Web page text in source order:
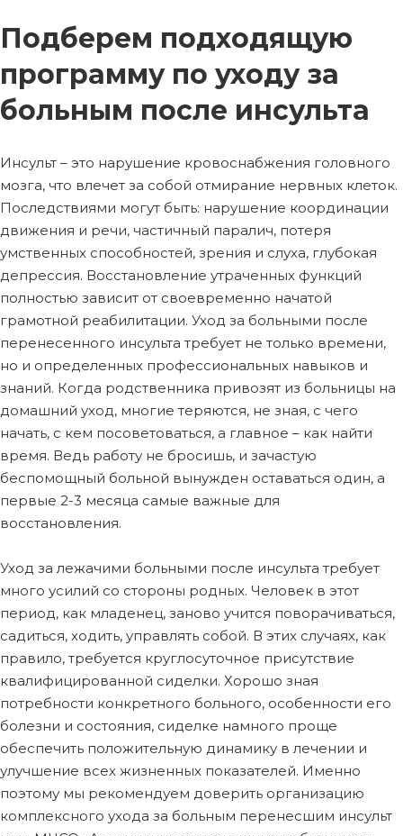
Подберем подходящую
программу по уходу за
больным после инсульта
Инсульт – это нарушение кровоснабжения головного
мозга, что влечет за собой отмирание нервных клеток.
Последствиями могут быть: нарушение координации
движения и речи, частичный паралич, потеря
умственных способностей, зрения и слуха, глубокая
депрессия. Восстановление утраченных функций
полностью зависит от своевременно начатой
грамотной реабилитации. Уход за больными после
перенесенного инсульта требует не только времени,
но и определенных профессиональных навыков и
знаний. Когда родственника привозят из больницы на
домашний уход, многие теряются, не зная, с чего
начать, с кем посоветоваться, а главное – как найти
время. Ведь работу не бросишь, и зачастую
беспомощный больной вынужден оставаться один, а
первые 2-3 месяца самые важные для
восстановления.
Уход за лежачими больными после инсульта требует
много усилий со стороны родных. Человек в этот
период, как младенец, заново учится поворачиваться,
садиться, ходить, управлять собой. В этих случаях, как
правило, требуется круглосуточное присутствие
квалифицированной сиделки. Хорошо зная
потребности конкретного больного, особенности его
болезни и состояния, сиделке намного проще
обеспечить положительную динамику в лечении и
улучшение всех жизненных показателей. Именно
поэтому мы рекомендуем доверить организацию
комплексного ухода за больным перенесшим инсульт